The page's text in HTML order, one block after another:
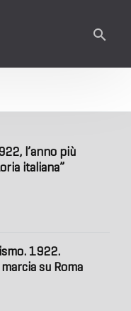
l’anno più
italiana”
1922.
su Roma